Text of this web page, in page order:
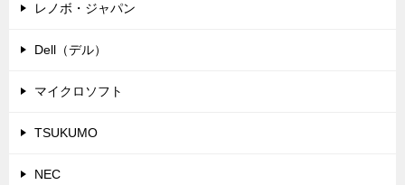
レノボ・ジャパン
Dell（デル）
マイクロソフト
TSUKUMO
NEC